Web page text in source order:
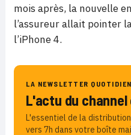
mois après, la nouvelle
l’assureur allait pointer
l’iPhone 4.
LA NEWSLETTER
L'actu du
L'essentiel de la
vers 7h dans votre boîte